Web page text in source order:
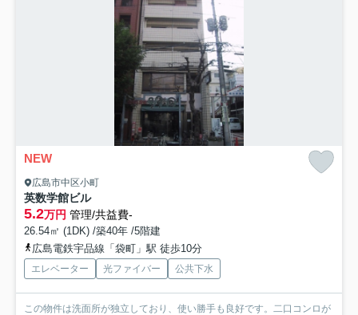
NEW
広島市中区小町
英数学館ビル
5.2万円 管理/共益費-
26.54㎡ (1DK) /築40年 /5階建
広島電鉄宇品線「袋町」駅 徒歩10分
エレベーター 光ファイバー 公共下水
この物件は洗面所が独立しており、使い勝手も良好です。二口コンロが